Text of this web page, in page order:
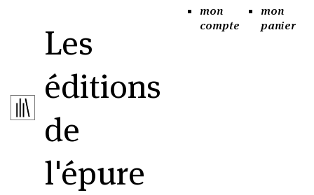
Les
éditions
de
l'épure
mon
compte
mon
panier